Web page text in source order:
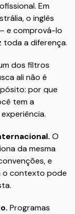
Em
o inglês
e comprová-lo
toda a diferença.
dos filtros
ali não é
por que
tem a
O
da mesma
e
o contexto pode
Programas